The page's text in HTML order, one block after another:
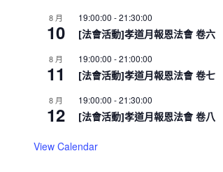
8 月
10
19:00:00 -21:30:00
[法會活動]孝道月報恩法會 卷六
8 月
11
19:00:00 -21:00:00
[法會活動]孝道月報恩法會 卷七
8 月
12
19:00:00 -21:30:00
[法會活動]孝道月報恩法會 卷八
View Calendar